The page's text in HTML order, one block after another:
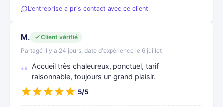
L’entreprise a pris contact avec ce client
M.
Client vérifié
Partagé il y a 24 jours, date d'expérience le 6 juillet
Accueil très chaleureux, ponctuel, tarif
raisonnable, toujours un grand plaisir.
5/5